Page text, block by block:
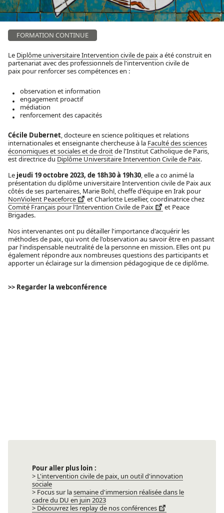
FORMATION CONTINUE
Le Diplôme universitaire Intervention civile de paixa été construit en
partenariat avec des professionnels de l'intervention civile de
paix pour renforcer ses compétences en :
observation et information
engagement proactif
médiation
renforcement des capacités
Cécile Dubernet, docteure en science politiques et relations
internationales et enseignante chercheuse à la Faculté des sciences
économiques et sociales et de droitde l'Institut Catholique de Paris,
est directrice du Diplôme Universitaire Intervention Civile de Paix.
Le jeudi 19 octobre 2023, de 18h30 à 19h30, elle a co animé la
présentation du diplôme universitaire Intervention civile de Paix aux
côtés de ses partenaires, Marie Bohl, cheffe d'équipe en Irak pour
NonViolent Peaceforce
et Charlotte Lesellier, coordinatrice chez
Comité Français pour l'Intervention Civile de Paix
et Peace
Brigades.
Nos intervenantes ont pu détailler l'importance d'acquérir les
méthodes de paix, qui vont de l'observation au savoir être en passant
par l'indispensable neutralité de la personne en mission. Elles ont pu
également répondre aux nombreuses questions des participants et
apporter un éclairage sur la dimension pédagogique de ce diplôme.
>> Regarder la webconférence
Pour aller plus loin :
> L'intervention civile de paix, un outil d'innovation
sociale
> Focus sur lasemaine d'immersion réalisée dans le
cadre du DU en juin 2023
> Découvrez les replay de nos conférences